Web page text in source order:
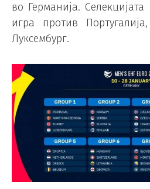
во Германија.
игра против
Луксембург.